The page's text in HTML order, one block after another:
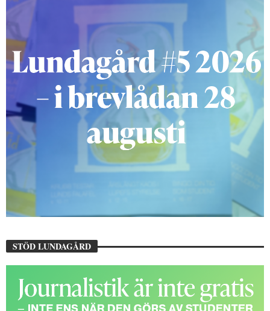
STÖD LUNDAGÅRD